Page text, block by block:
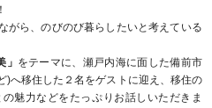
がら、のびのび暮らしたいと考えている
」 をテーマに、瀬戸内海に面した備前市
)へ移住した２名をゲストに迎え、移住の
魅力などをたっぷりお話しいただきま